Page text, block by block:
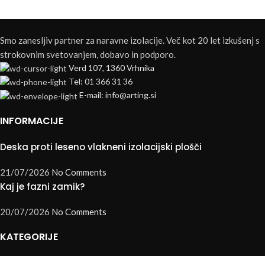
Smo zanesljiv partner za naravne izolacije. Več kot 20 let izkušenj s
strokovnim svetovanjem, dobavo in podporo.
Verd 107, 1360 Vrhnika
Tel: 01 366 31 36
E-mail: info@arting.si
INFORMACIJE
Deska proti leseno vlakneni izolacijski plošči
21/07/2026 No Comments
Kaj je fazni zamik?
20/07/2026 No Comments
KATEGORIJE